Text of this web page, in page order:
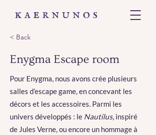
< Back
Enygma Escape room
Pour Enygma, nous avons crée plusieurs
salles d’escape game, en concevant les
décors et les accessoires. Parmi les
univers développés : le Nautilus, inspiré
de Jules Verne, ou encore un hommage à